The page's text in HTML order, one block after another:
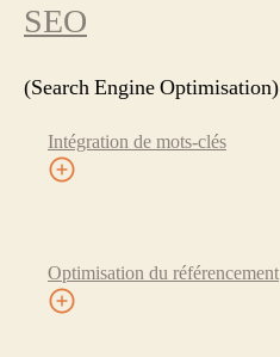
SEO
(Search Engine Optimisation)
Intégration de mots-clés
Optimisation du référencement